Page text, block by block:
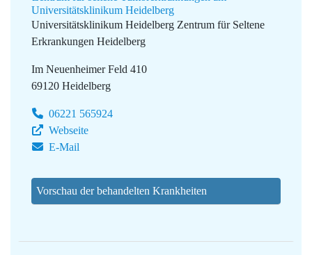
Universitätsklinikum Heidelberg
Universitätsklinikum Heidelberg Zentrum für Seltene
Erkrankungen Heidelberg
Im Neuenheimer Feld 410
69120 Heidelberg
06221 565924
Webseite
E-Mail
Vorschau der behandelten Krankheiten